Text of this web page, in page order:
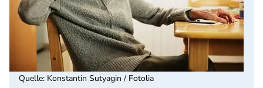
Quelle: Konstantin Sutyagin / Fotolia